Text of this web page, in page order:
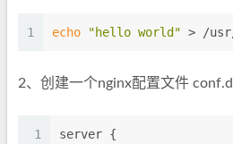
1 echo "hello world" > /
2、创建一个nginx配置文件
1
server {